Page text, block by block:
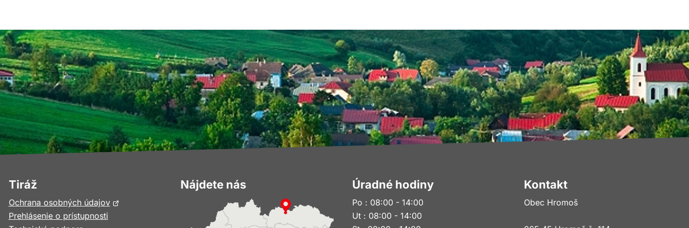
Tiráž
Ochrana osobných údajovOtvorí
Prehlásenie o prístupnosti
Nájdete nás Úradné hodiny
Po : 08:00 - 14:00
Ut : 08:00 - 14:00
Kontakt
Obec Hromoš